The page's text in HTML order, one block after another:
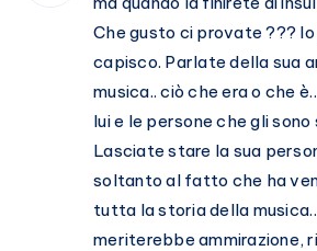
Che gusto ci provate ???
capisco. Parlate della sua
musica.. ciò che era o che
lui e le persone che gli
Lasciate stare la sua
soltanto al fatto che ha
tutta la storia della
meriterebbe ammirazione,